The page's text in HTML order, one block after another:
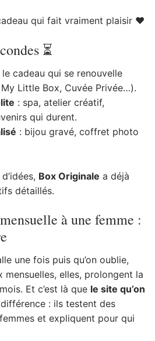
qui fait vraiment plaisir ❤️
⏳
le cadeau qui se renouvelle
Little Box, Cuvée Privée…).
: spa, atelier créatif,
qui durent.
: bijou gravé, coffret photo
Box Originale a déjà
détaillés.
à une femme :
une fois puis qu’on oublie,
mensuelles, elles, prolongent la
Et c’est là que le site qu’on
: ils testent des
et expliquent pour qui